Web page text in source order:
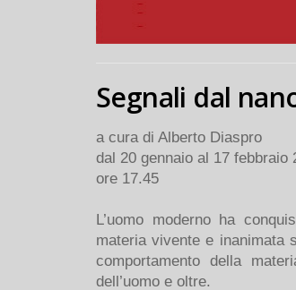
Segnali dal
a cura di Alberto Diaspro
dal 20 gennaio al 17 febbraio
ore 17.45
L’uomo moderno ha
materia vivente e inanimata
comportamento della
dell’uomo e oltre.